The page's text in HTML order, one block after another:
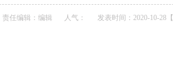
责任编辑：编辑 人气： 发表时间：2020-10-28【